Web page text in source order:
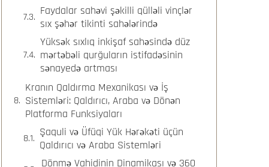
Faydalar sahəvi şəkilli qülləli vinçlər
sıx şəhər tikinti sahələrində
Yüksək sıxlıq inkişaf sahəsində düz
mərtəbəli qurğuların istifadəsinin
sənayedə artması
Kranın Qaldırma Mexanikası və İş
Sistemləri: Qaldırıcı, Araba və Dönən
Platforma Funksiyaları
Şaquli və Üfüqi Yük Hərəkəti üçün
Qaldırıcı və Araba Sistemləri
Dönmə Vahidinin Dinamikası və 360